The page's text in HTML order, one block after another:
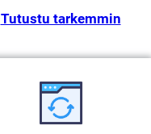
Tutustu tarkemmin